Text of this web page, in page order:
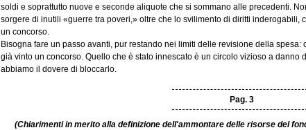
soldi e soprattutto nuove e seconde aliquote che si sommano alle precedenti.
sorgere di inutili «guerre tra poveri,» oltre che lo svilimento di diritti inderogabili,
un concorso.
Bisogna fare un passo avanti, pur restando nei limiti delle revisione della
già vinto un concorso. Quello che è stato innescato è un circolo vizioso a danno
abbiamo il dovere di bloccarlo.
Pag. 3
(Chiarimenti in merito alla definizione dell'ammontare delle risorse del